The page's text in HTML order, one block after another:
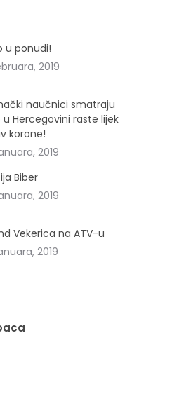
u ponudi!
2019
naučnici smatraju
u Hercegovini raste lijek
korone!
2019
Biber
2019
Vekerica na ATV-u
2019